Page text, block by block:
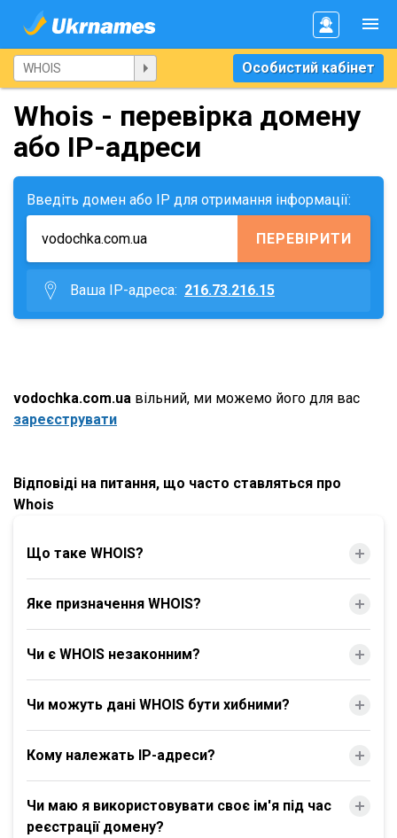
Особистий кабінет
Whois - перевірка домену
або IP-адреси
Введіть домен або IP для отримання інформації:
ПЕРЕВІРИТИ
Ваша IP-адреса: 216.73.216.15
vodochka.com.ua вільний, ми можемо його для вас
зареєструвати
Відповіді на питання, що часто ставляться про
Whois
Що таке WHOIS?
Яке призначення WHOIS?
Чи є WHOIS незаконним?
Чи можуть дані WHOIS бути хибними?
Кому належать IP-адреси?
Чи маю я використовувати своє ім'я під час
реєстрації домену?